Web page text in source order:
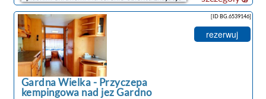
się prywatny parking.Do dyspozycji Gości jest
w pełni wyposażona prywatna łazienka z
prysznicem i suszarką do włosów.Obiekt
dysponuje placem zabaw.Obiekt Wczasy z
Wędką oferuje opiekę nad dziećmi.Odległość
ważnych miejsc od obiektu: Słowiński Park
Narodowy – 14 km, PKP Łeba – 49 km.
Lotnisko Lotnisko Gdańsk-Rębiechowo
znajduje ...
Gardna Wielka- Przyczepa
kempingowa nad jez Gardno
[ID BG.6539146]
rezerwuj